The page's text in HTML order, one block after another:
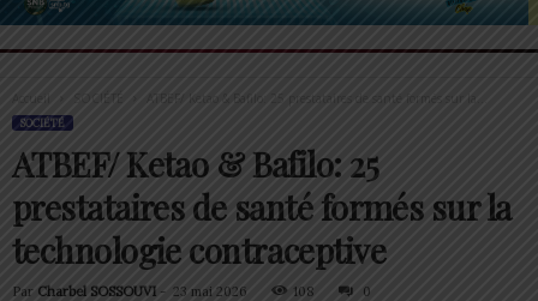
Accueil ATBEF/ Ketao & Bafilo: 25 prestataires de santé formés sur la...
SOCIÉTÉ
ATBEF/ Ketao & Bafilo: 25
prestataires de santé formés sur la
technologie contraceptive
Par Charbel SOSSOUVI - 23 mai 2026 108 0